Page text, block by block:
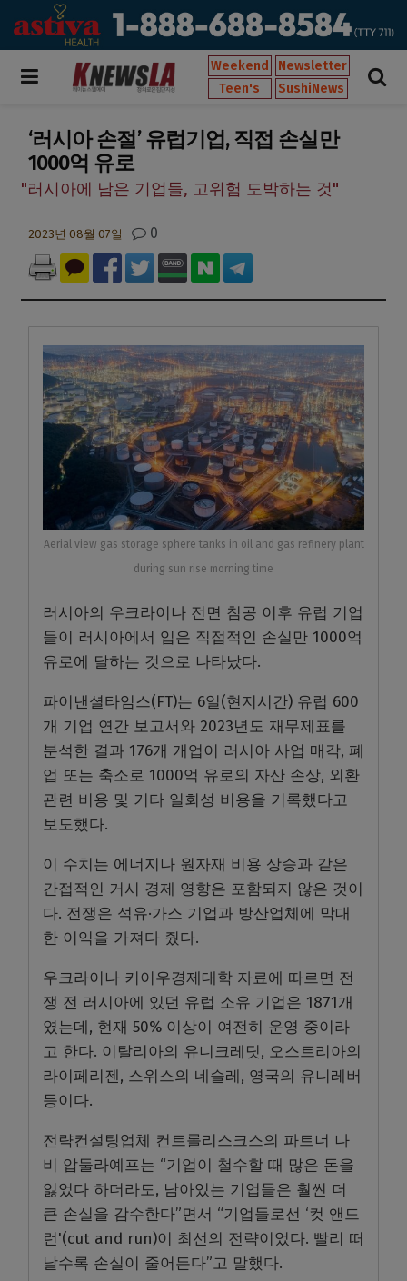
Weekend
Newsletter
Teen's
SushiNews
‘러시아 손절’ 유럽기업, 직접 손실만
1000억 유로
"러시아에 남은 기업들, 고위험 도박하는 것"
2023년 08월 07일 0
Aerial view gas storage sphere tanks in oil and gas refinery plant
during sun rise morning time
러시아의 우크라이나 전면 침공 이후 유럽 기업
들이 러시아에서 입은 직접적인 손실만 1000억
유로에 달하는 것으로 나타났다.
파이낸셜타임스(FT)는 6일(현지시간) 유럽 600
개 기업 연간 보고서와 2023년도 재무제표를
분석한 결과 176개 개업이 러시아 사업 매각, 폐
업 또는 축소로 1000억 유로의 자산 손상, 외환
관련 비용 및 기타 일회성 비용을 기록했다고
보도했다.
이 수치는 에너지나 원자재 비용 상승과 같은
간접적인 거시 경제 영향은 포함되지 않은 것이
다. 전쟁은 석유·가스 기업과 방산업체에 막대
한 이익을 가져다 줬다.
우크라이나 키이우경제대학 자료에 따르면 전
쟁 전 러시아에 있던 유럽 소유 기업은 1871개
였는데, 현재 50% 이상이 여전히 운영 중이라
고 한다. 이탈리아의 유니크레딧, 오스트리아의
라이페리젠, 스위스의 네슬레, 영국의 유니레버
등이다.
전략컨설팅업체 컨트롤리스크스의 파트너 나
비 압둘라예프는 “기업이 철수할 때 많은 돈을
잃었다 하더라도, 남아있는 기업들은 훨씬 더
큰 손실을 감수한다”면서 “기업들로선 ‘컷 앤드
런'(cut and run)이 최선의 전략이었다. 빨리 떠
날수록 손실이 줄어든다”고 말했다.